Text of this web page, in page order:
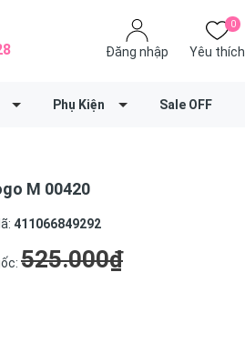
Đăng nhập
0
Yêu thích
Phụ Kiện Sale OFF
M 00420
411066849292
525.000₫